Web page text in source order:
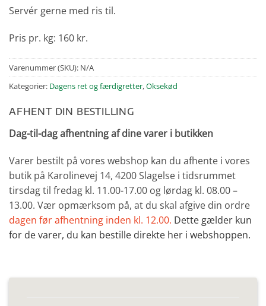
Servér gerne med ris til.
Pris pr. kg: 160 kr.
Varenummer (SKU): N/A
Kategorier: Dagens ret og færdigretter,Oksekød
AFHENT DIN BESTILLING
Dag-til-dag afhentning af dine varer i butikken
Varer bestilt på vores webshop kan du afhente i vores
butik på Karolinevej 14, 4200 Slagelse i tidsrummet
tirsdag til fredag kl. 11.00-17.00 og lørdag kl. 08.00 –
13.00. Vær opmærksom på, at du skal afgive din ordre
dagen før afhentning inden kl. 12.00. Dette gælder kun
for de varer, du kan bestille direkte her i webshoppen.